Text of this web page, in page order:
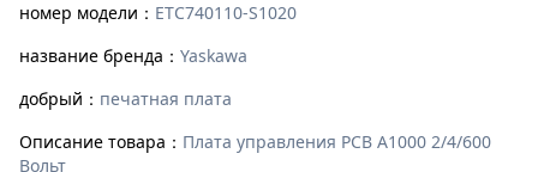
номер модели： ETC740110-S1020
название бренда： Yaskawa
добрый： печатная плата
Описание товара： Плата управления PCB A1000 2/4/600
Вольт